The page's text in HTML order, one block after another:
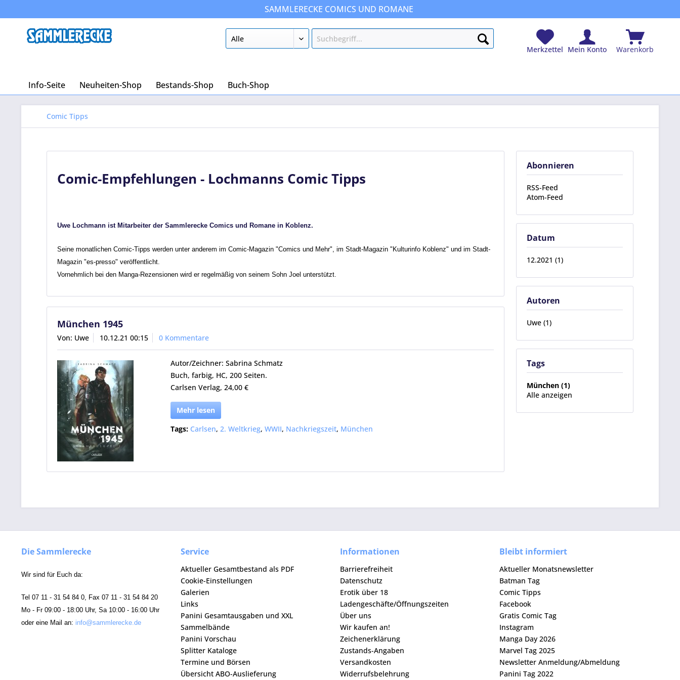
SAMMLERECKE COMICS UND ROMANE
Merkzettel Mein Konto Warenkorb
Info-Seite Neuheiten-Shop Bestands-Shop Buch-Shop
Comic Tipps
Abonnieren
RSS-Feed
Atom-Feed
Datum
12.2021 (1)
Autoren
Uwe (1)
Tags
München (1)
Alle anzeigen
Comic-Empfehlungen - Lochmanns Comic Tipps
Uwe Lochmann ist Mitarbeiter der Sammlerecke Comics und Romane in Koblenz.
Seine monatlichen Comic-Tipps werden unter anderem im Comic-Magazin "Comics und Mehr", im Stadt-Magazin "Kulturinfo Koblenz" und im Stadt-
Magazin "es-presso" veröffentlicht.
Vornehmlich bei den Manga-Rezensionen wird er regelmäßig von seinem Sohn Joel unterstützt.
München 1945
Von: Uwe 10.12.21 00:15 0 Kommentare
Autor/Zeichner: Sabrina Schmatz
Buch, farbig, HC, 200 Seiten.
Carlsen Verlag, 24,00 €
Mehr lesen
Tags: Carlsen,2. Weltkrieg,WWII, Nachkriegszeit, München
Die Sammlerecke
Wir sind für Euch da:
Tel 07 11 - 31 54 84 0, Fax 07 11 - 31 54 84 20
Mo - Fr 09:00 - 18:00 Uhr, Sa 10:00 - 16:00 Uhr
oder eine Mail an: info@sammlerecke.de
Service
Aktueller Gesamtbestand als PDF
Cookie-Einstellungen
Galerien
Links
Panini Gesamtausgaben und XXL
Sammelbände
Panini Vorschau
Splitter Kataloge
Termine und Börsen
Übersicht ABO-Auslieferung
Informationen
Barrierefreiheit
Datenschutz
Erotik über 18
Ladengeschäfte/Öffnungszeiten
Über uns
Wir kaufen an!
Zeichenerklärung
Zustands-Angaben
Versandkosten
Widerrufsbelehrung
Bleibt informiert
Aktueller Monatsnewsletter
Batman Tag
Comic Tipps
Facebook
Gratis Comic Tag
Instagram
Manga Day 2026
Marvel Tag 2025
Newsletter Anmeldung/Abmeldung
Panini Tag 2022